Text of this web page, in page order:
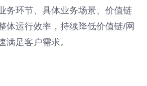
务环节、具体业务场景、价值链
体运行效率，持续降低价值链/网
满足客户需求。